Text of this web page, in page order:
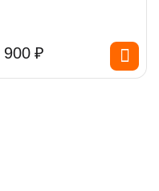
900 ₽